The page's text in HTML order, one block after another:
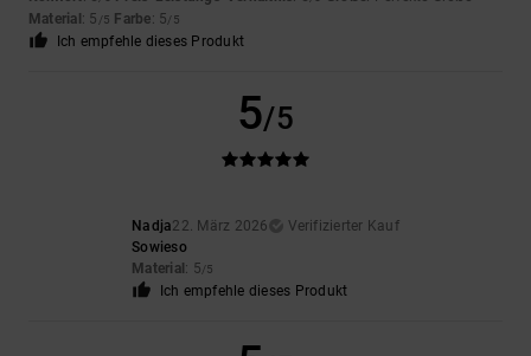
Material : 5 /5 Farbe: 5/5
Ich empfehle dieses Produkt
5/5
Nadja22. März 2026
Verifizierter Kauf
Sowieso
Material : 5/5
Ich empfehle dieses Produkt